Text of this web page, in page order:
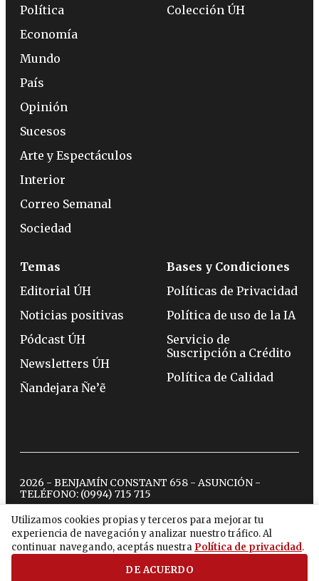
Utilizamos cookies propias y terceros para mejorar tu
experiencia de navegación y analizar nuestro tráfico. Al
continuar navegando, aceptás nuestra Política de privacidad.
DE ACUERDO
Política
Economía
Mundo
País
Opinión
Sucesos
Arte y Espectáculos
Interior
Correo Semanal
Sociedad
Colección ÚH
Temas
Editorial ÚH
Noticias positivas
Pódcast ÚH
Newsletters ÚH
Ñandejara Ñe’ẽ
Bases y Condiciones
Políticas de Privacidad
Política de uso de la IA
Servicio de
Suscripción a Crédito
Política de Calidad
2026 - BENJAMÍN CONSTANT 658 - ASUNCIÓN -
TELÉFONO: (0994) 715 715
twitterinstagram
facebook
tiktokyoutubespotify